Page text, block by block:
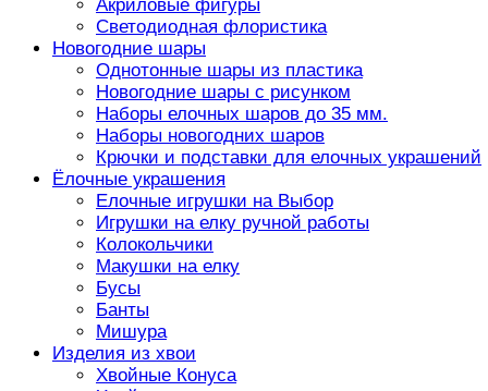
Акриловые фигуры
Светодиодная флористика
Новогодние шары
Однотонные шары из пластика
Новогодние шары с рисунком
Наборы елочных шаров до 35 мм.
Наборы новогодних шаров
Крючки и подставки для елочных украшений
Ёлочные украшения
Елочные игрушки на Выбор
Игрушки на елку ручной работы
Колокольчики
Макушки на елку
Бусы
Банты
Мишура
Изделия из хвои
Хвойные Конуса